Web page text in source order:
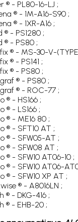
® - PL80-16-LJ ;
® - 1M-A16-S90 ;
® - 1XR-A16 ;
® - PS1280 ;
® - PS80 ;
® - MS-30-V-
® - PS141 ;
® - PS80 ;
® - PS80 ;
® - ROC-77 ;
® - HS166 ;
® - LS166 ;
® - ME16 80 ;
® - SFT10 AT ;
® - SFW05-AT ;
® - SFW08 AT ;
® - SFW10 AT06-10 ;
® - SFW10 AT06-
® - SFW10 XP AT ;
® - A8016LN ;
® - DKG-416 ;
® - EHB-20 ;